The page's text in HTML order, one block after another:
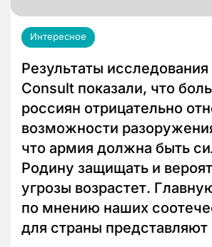
Интересное
Результаты исследования
Consult показали, что
россиян отрицательно
возможности
что армия должна быть
Родину защищать и
угрозы возрастет.
по мнению наших
для страны